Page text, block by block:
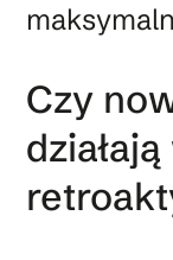
Czy